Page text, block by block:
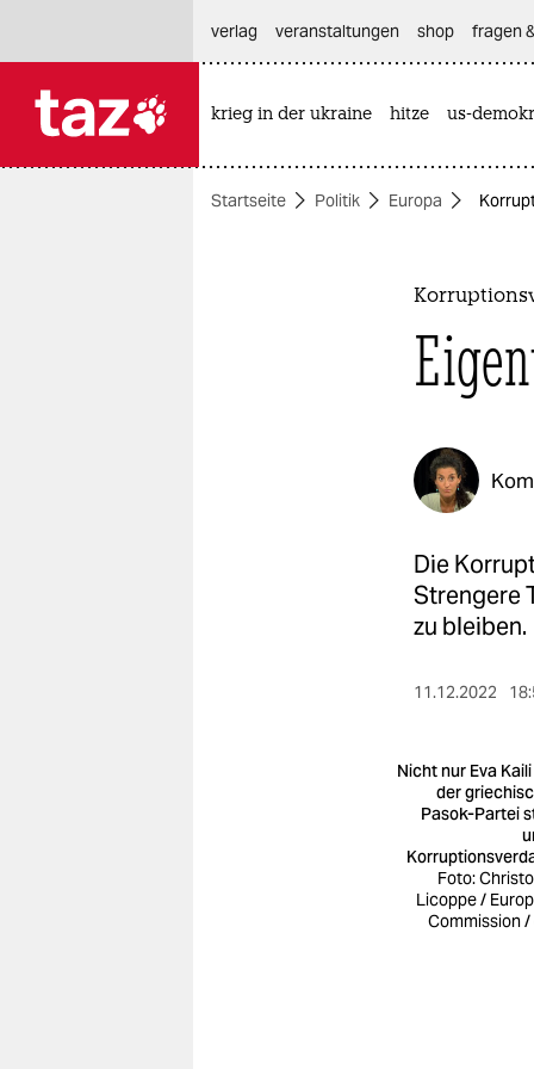
themen
verlag
veranstaltungen shop fragen
krieg in der ukraine hitze us-
Startseite Politik Europa
Die
Strengere
zu bleiben.
11.12.2022
Nicht nur Eva
der
Pasok-Partei
Foto:
Licoppe /
Commission /